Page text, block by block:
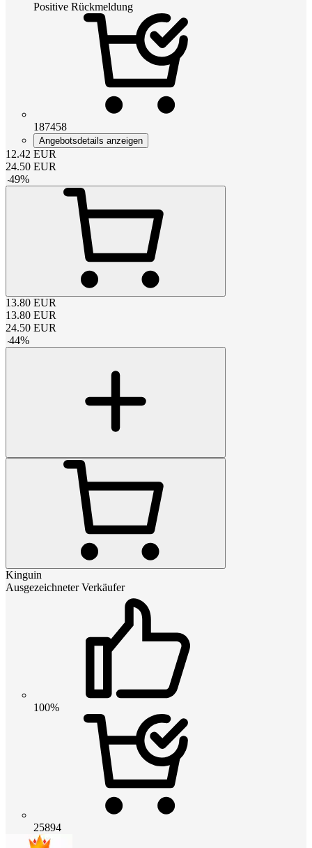
Positive Rückmeldung
187458
Angebotsdetails anzeigen
12.42 EUR
24.50 EUR
-49%
13.80 EUR
13.80 EUR
24.50 EUR
-44%
Kinguin
Ausgezeichneter Verkäufer
100%
25894